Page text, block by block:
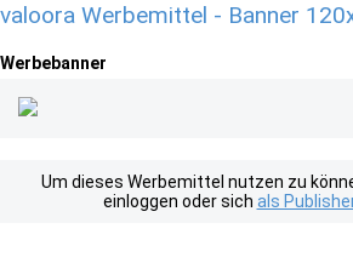
valoora Werbemittel - Banner
Werbebanner
Um dieses Werbemittel nutzen zu
einloggen oder sich als